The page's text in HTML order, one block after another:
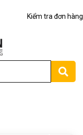
Kiểm tra đơn hàng